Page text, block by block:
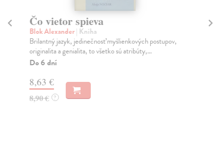
Čo vietor spieva
Blok Alexander| Kniha
Brilantný jazyk, jedinečnosť myšlienkových postupov,
originalita a genialita, to všetko sú atribúty,...
Do 6 dní
8,63 €
8,90 € ?